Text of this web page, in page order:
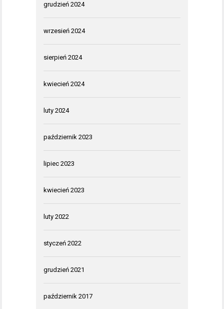
grudzień 2024
wrzesień 2024
sierpień 2024
kwiecień 2024
luty 2024
październik 2023
lipiec 2023
kwiecień 2023
luty 2022
styczeń 2022
grudzień 2021
październik 2017